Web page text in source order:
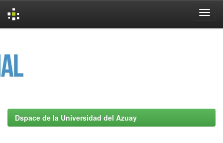
Dspace de la Universidad del Azuay